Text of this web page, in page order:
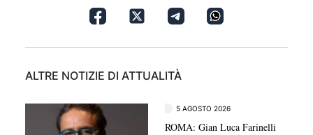
ALTRE NOTIZIE DI ATTUALITÀ
5 AGOSTO 2026
ROMA: Gian Luca Farinelli